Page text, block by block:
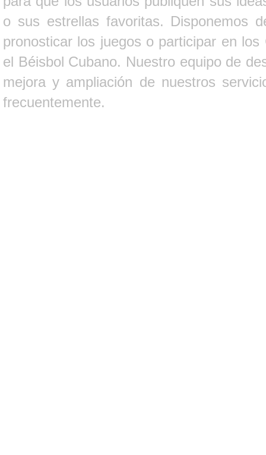
o sus estrellas favoritas. Disponemos
pronosticar los juegos o participar en
el Béisbol Cubano. Nuestro equipo de
mejora y ampliación de nuestros
frecuentemente.